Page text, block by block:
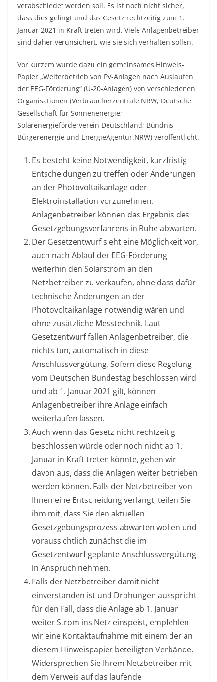
verabschiedet werden soll. Es ist noch nicht sicher,
dass dies gelingt und das Gesetz rechtzeitig zum 1.
Januar 2021 in Kraft treten wird. Viele Anlagenbetreiber
sind daher verunsichert, wie sie sich verhalten sollen.
Vor kurzem wurde dazu ein gemeinsames Hinweis-
Papier „Weiterbetrieb von PV-Anlagen nach Auslaufen
der EEG-Förderung“ (Ü-20-Anlagen) von verschiedenen
Organisationen (Verbraucherzentrale NRW; Deutsche
Gesellschaft für Sonnenenergie;
Solarenergieförderverein Deutschland; Bündnis
Bürgerenergie und EnergieAgentur.NRW) veröffentlicht.
Es besteht keine Notwendigkeit, kurzfristig
Entscheidungen zu treffen oder Änderungen
an der Photovoltaikanlage oder
Elektroinstallation vorzunehmen.
Anlagenbetreiber können das Ergebnis des
Gesetzgebungsverfahrens in Ruhe abwarten.
Der Gesetzentwurf sieht eine Möglichkeit vor,
auch nach Ablauf der EEG-Förderung
weiterhin den Solarstrom an den
Netzbetreiber zu verkaufen, ohne dass dafür
technische Änderungen an der
Photovoltaikanlage notwendig wären und
ohne zusätzliche Messtechnik. Laut
Gesetzentwurf fallen Anlagenbetreiber, die
nichts tun, automatisch in diese
Anschlussvergütung. Sofern diese Regelung
vom Deutschen Bundestag beschlossen wird
und ab 1. Januar 2021 gilt, können
Anlagenbetreiber ihre Anlage einfach
weiterlaufen lassen.
Auch wenn das Gesetz nicht rechtzeitig
beschlossen würde oder noch nicht ab 1.
Januar in Kraft treten könnte, gehen wir
davon aus, dass die Anlagen weiter betrieben
werden können. Falls der Netzbetreiber von
Ihnen eine Entscheidung verlangt, teilen Sie
ihm mit, dass Sie den aktuellen
Gesetzgebungsprozess abwarten wollen und
voraussichtlich zunächst die im
Gesetzentwurf geplante Anschlussvergütung
in Anspruch nehmen.
Falls der Netzbetreiber damit nicht
einverstanden ist und Drohungen ausspricht
für den Fall, dass die Anlage ab 1. Januar
weiter Strom ins Netz einspeist, empfehlen
wir eine Kontaktaufnahme mit einem der an
diesem Hinweispapier beteiligten Verbände.
Widersprechen Sie Ihrem Netzbetreiber mit
dem Verweis auf das laufende